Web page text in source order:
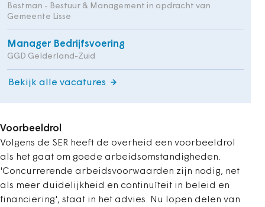
Bestman - Bestuur & Management in opdracht van
Gemeente Lisse
Manager Bedrijfsvoering
GGD Gelderland-Zuid
Bekijk alle vacatures
Voorbeeldrol
Volgens de SER heeft de overheid een voorbeeldrol
als het gaat om goede arbeidsomstandigheden.
'Concurrerende arbeidsvoorwaarden zijn nodig, net
als meer duidelijkheid en continuïteit in beleid en
financiering', staat in het advies. Nu lopen delen van